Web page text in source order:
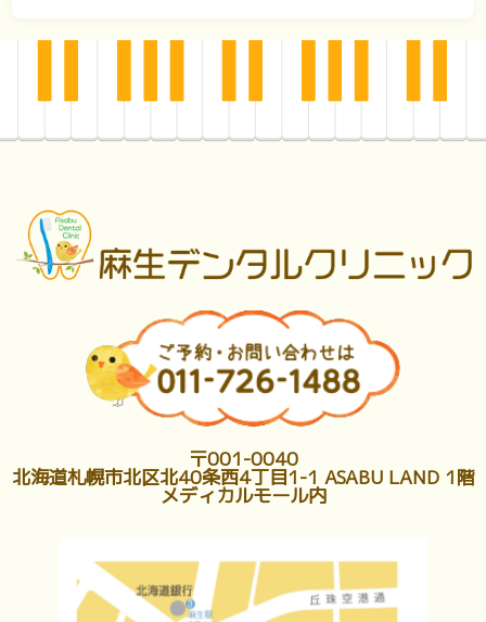
〒001-0040
北海道札幌市北区北40条西4丁目1-1 ASABU LAND 1階
メディカルモール内